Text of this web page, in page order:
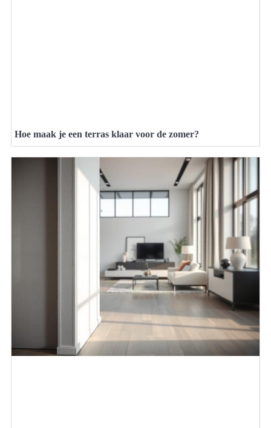
Hoe maak je een terras klaar voor de zomer?